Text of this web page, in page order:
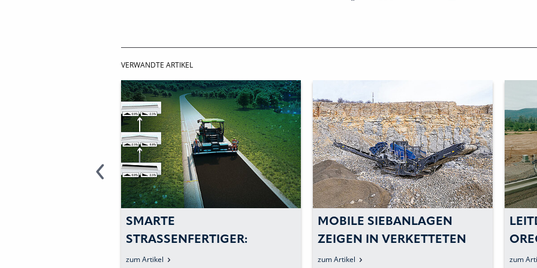
VERWANDTE ARTIKEL
SMARTE
STRASSENFERTIGER: A
UTOMATISIERT STEUERN U
zum Artikel
MOBILE SIEBANLAGEN
ZEIGEN IN VERKETTETEN
UND EIGENSTÄNDIGEN
zum Artikel zum